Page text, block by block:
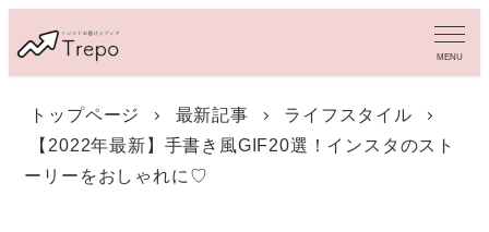
イ
MENU
トップページ 最新記事
ライフスタイル
【2022年最新】手書き風GIF20選！インスタのスト
ーリーをおしゃれに♡